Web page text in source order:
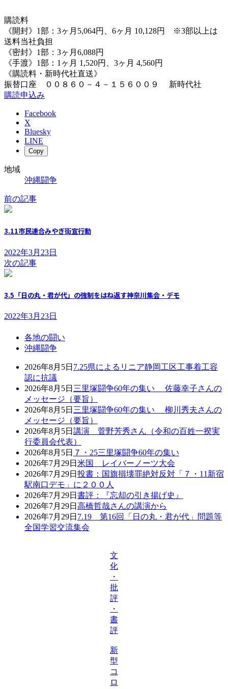
購読料
《開封》1部：3ヶ月5,064円、6ヶ月 10,128円 ※3部以上は
送料当社負担
《密封》1部：3ヶ月6,088円
《手渡》1部：1ヶ月 1,520円、3ヶ月 4,560円
《購読料・新時代社直送》
振替口座 ００８６０－４－１５６００９ 新時代社
購読申込み
Facebook
X
Bluesky
LINE
Copy
地域
沖縄闘争
前の記事
3.11市民連合みやぎ街宣行動
2022年3月23日
次の記事
3.5「日の丸・君が代」の強制をはね返す神奈川集会・デモ
2022年3月23日
各地の闘い
沖縄闘争
2026年8月5日 7.25県によるリニア静岡工区工事着工容
認に抗議
2026年8月5日 三里塚闘争60年の集い 佐藤幸子さんの
メッセージ（要旨）
2026年8月5日 三里塚闘争60年の集い 柳川秀夫さんの
メッセージ（要旨）
2026年8月5日 講演 菅野芳秀さん（令和の百姓一揆実
行委員会代表）
2026年8月5日 ７・25三里塚闘争60年の集い
2026年7月29日 米国 レイバーノーツ大会
2026年7月29日 投書：国旗損壊罪絶対反対「７・11新宿
駅南口デモ」に２００人
2026年7月29日 書評：『忘却の引き揚げ史』
2026年7月29日 高橋哲哉さんの講演から
2026年7月29日 7.19 第16回「日の丸・君が代」問題等
全国学習交流集会
文
化
・
批
評
・
書
評
新
型
コ
ロ